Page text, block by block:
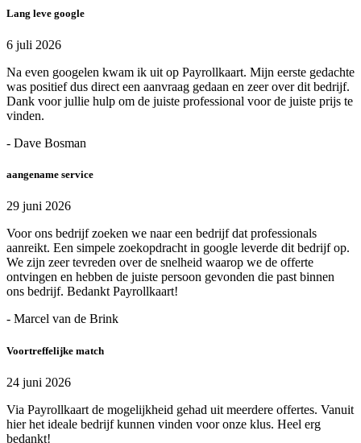
Lang leve google
6 juli 2026
Na even googelen kwam ik uit op Payrollkaart. Mijn eerste gedachte
was positief dus direct een aanvraag gedaan en zeer over dit bedrijf.
Dank voor jullie hulp om de juiste professional voor de juiste prijs te
vinden.
- Dave Bosman
aangename service
29 juni 2026
Voor ons bedrijf zoeken we naar een bedrijf dat professionals
aanreikt. Een simpele zoekopdracht in google leverde dit bedrijf op.
We zijn zeer tevreden over de snelheid waarop we de offerte
ontvingen en hebben de juiste persoon gevonden die past binnen
ons bedrijf. Bedankt Payrollkaart!
- Marcel van de Brink
Voortreffelijke match
24 juni 2026
Via Payrollkaart de mogelijkheid gehad uit meerdere offertes. Vanuit
hier het ideale bedrijf kunnen vinden voor onze klus. Heel erg
bedankt!